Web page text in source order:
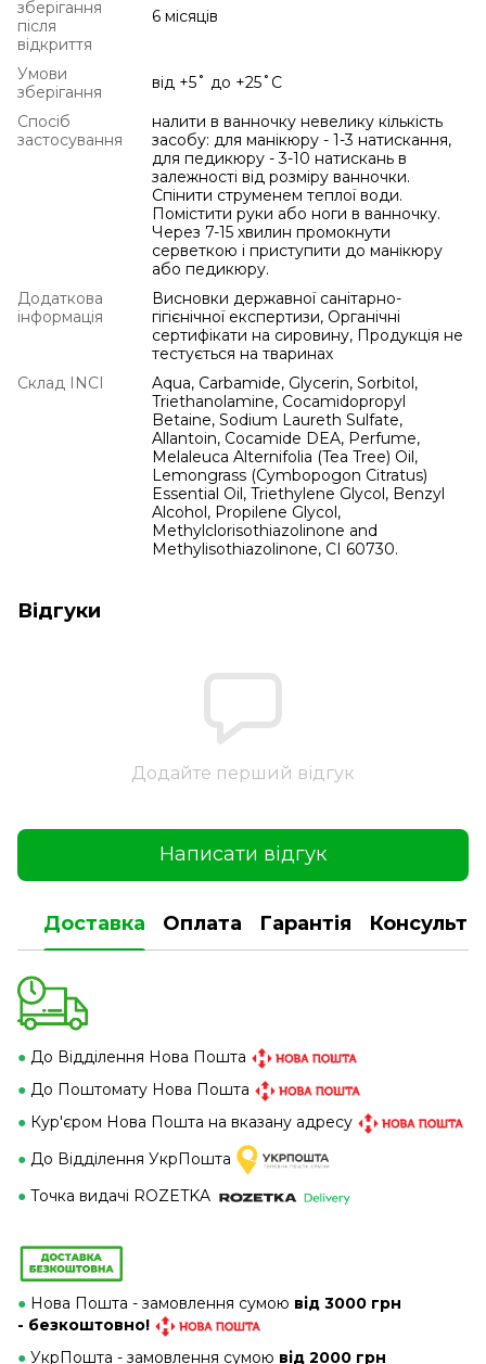
зберігання
після
відкриття
6 місяців
Умови
зберігання
від +5˚ до +25˚С
Спосіб
застосування
налити в ванночку невелику кількість
засобу: для манікюру - 1-3 натискання,
для педикюру - 3-10 натискань в
залежності від розміру ванночки.
Спінити струменем теплої води.
Помістити руки або ноги в ванночку.
Через 7-15 хвилин промокнути
серветкою і приступити до манікюру
або педикюру.
Додаткова
інформація
Висновки державної санітарно-
гігієнічної експертизи, Органічні
сертифікати на сировину, Продукція не
тестується на тваринах
Склад INCI
Aqua, Carbamide, Glycerin, Sorbitol,
Triethanolamine, Cocamidopropyl
Betaine, Sodium Laureth Sulfate,
Allantoin, Cocamide DEA, Perfume,
Melaleuca Alternifolia (Tea Tree) Oil,
Lemongrass (Cymbopogon Citratus)
Essential Oil, Triethylene Glycol, Benzyl
Alcohol, Propilene Glycol,
Methylclorisothiazolinone and
Methylisothiazolinone, CI 60730.
Відгуки
Додайте перший відгук
Написати відгук
Доставка Оплата Гарантія
● До Відділення Нова Пошта
● До Поштомату Нова Пошта
● Кур'єром Нова Пошта на вказану адресу
● До Відділення УкрПошта
● Точка видачі ROZETKA
● Нова Пошта - замовлення сумою від 3000 грн
- безкоштовно!
● УкрПошта - замовлення сумою від 2000 грн